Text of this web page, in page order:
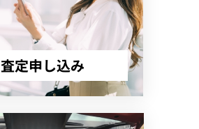
査定申し込み